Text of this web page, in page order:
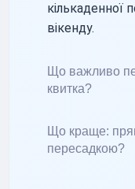
кількаденної
вікенду.
Що важливо
квитка?
Що краще:
пересадкою?